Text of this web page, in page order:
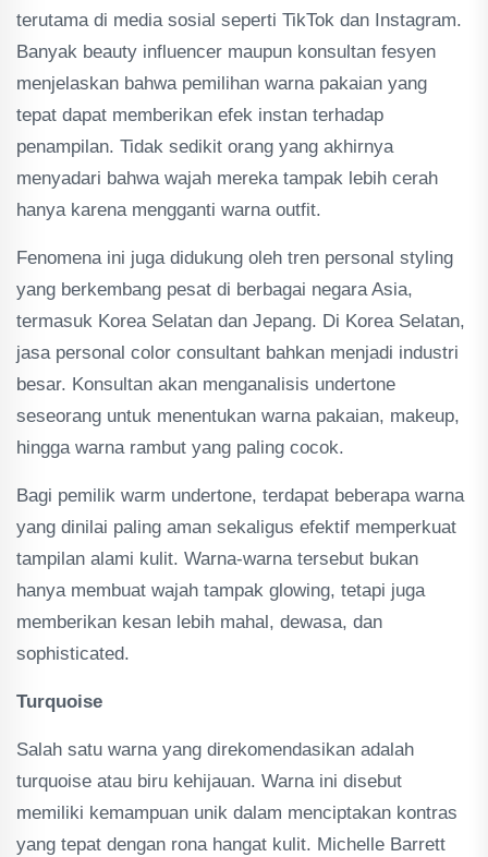
terutama di media sosial seperti TikTok dan Instagram.
Banyak beauty influencer maupun konsultan fesyen
menjelaskan bahwa pemilihan warna pakaian yang
tepat dapat memberikan efek instan terhadap
penampilan. Tidak sedikit orang yang akhirnya
menyadari bahwa wajah mereka tampak lebih cerah
hanya karena mengganti warna outfit.
Fenomena ini juga didukung oleh tren personal styling
yang berkembang pesat di berbagai negara Asia,
termasuk Korea Selatan dan Jepang. Di Korea Selatan,
jasa personal color consultant bahkan menjadi industri
besar. Konsultan akan menganalisis undertone
seseorang untuk menentukan warna pakaian, makeup,
hingga warna rambut yang paling cocok.
Bagi pemilik warm undertone, terdapat beberapa warna
yang dinilai paling aman sekaligus efektif memperkuat
tampilan alami kulit. Warna-warna tersebut bukan
hanya membuat wajah tampak glowing, tetapi juga
memberikan kesan lebih mahal, dewasa, dan
sophisticated.
Turquoise
Salah satu warna yang direkomendasikan adalah
turquoise atau biru kehijauan. Warna ini disebut
memiliki kemampuan unik dalam menciptakan kontras
yang tepat dengan rona hangat kulit. Michelle Barrett